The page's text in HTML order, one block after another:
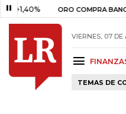
ORO COMPRA BANCO DE
VIERNES, 07
TEMAS DE